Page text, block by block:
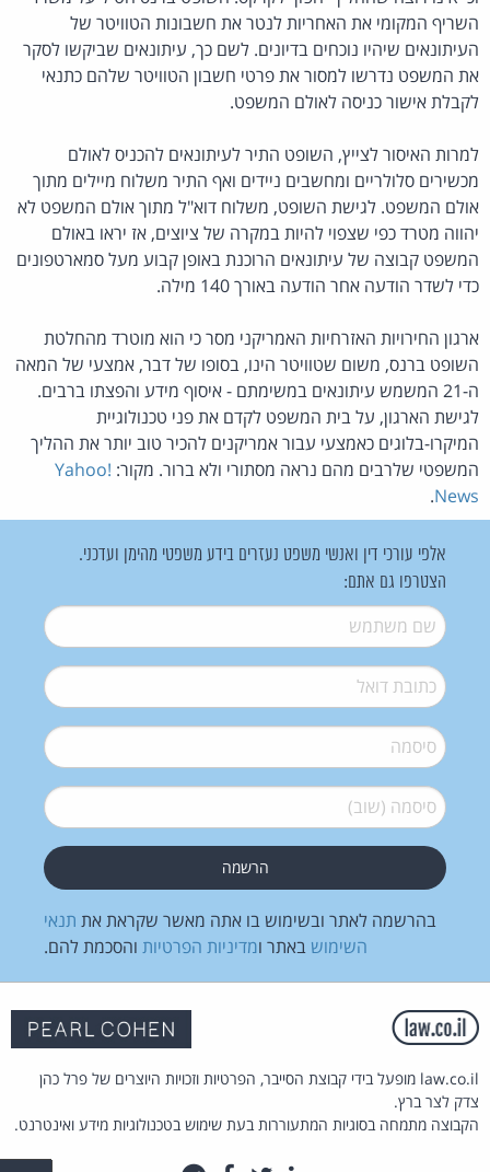
השריף המקומי את האחריות לנטר את חשבונות הטוויטר של
העיתונאים שיהיו נוכחים בדיונים. לשם כך, עיתונאים שביקשו לסקר
את המשפט נדרשו למסור את פרטי חשבון הטוויטר שלהם כתנאי
לקבלת אישור כניסה לאולם המשפט.
למרות האיסור לצייץ, השופט התיר לעיתונאים להכניס לאולם
מכשירים סלולריים ומחשבים ניידים ואף התיר משלוח מיילים מתוך
אולם המשפט. לגישת השופט, משלוח דוא"ל מתוך אולם המשפט לא
יהווה מטרד כפי שצפוי להיות במקרה של ציוצים, אז יראו באולם
המשפט קבוצה של עיתונאים הרוכנת באופן קבוע מעל סמארטפונים
כדי לשדר הודעה אחר הודעה באורך 140 מילה.
ארגון החירויות האזרחיות האמריקני מסר כי הוא מוטרד מהחלטת
השופט ברנס, משום שטוויטר הינו, בסופו של דבר, אמצעי של המאה
ה-21 המשמש עיתונאים במשימתם - איסוף מידע והפצתו ברבים.
לגישת הארגון, על בית המשפט לקדם את פני טכנולוגיית
המיקרו-בלוגים כאמצעי עבור אמריקנים להכיר טוב יותר את ההליך
המשפטי שלרבים מהם נראה מסתורי ולא ברור. מקור: Yahoo!
News
.
אלפי עורכי דין ואנשי משפט נעזרים בידע משפטי מהימן ועדכני.
הצטרפו גם אתם:
שם משתמש*
דואל*
סיסמה*
סיסמה (שוב)*
בהרשמה לאתר ובשימוש בו אתה מאשר שקראת את תנאי
השימוש באתר ומדיניות הפרטיות והסכמת להם.
law.co.il מופעל בידי קבוצת הסייבר, הפרטיות וזכויות היוצרים של פרל כהן
צדק לצר ברץ.
הקבוצה מתמחה בסוגיות המתעוררות בעת שימוש בטכנולוגיות מידע ואינטרנט.